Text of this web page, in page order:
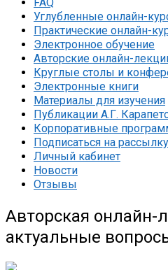
Углубленные онлайн-
Практические онлайн-
Электронное обучение
Авторские онлайн-
Круглые столы и
Электронные книги
Материалы для изучения
Публикации А.Г.
Корпоративные
Подписаться на рассылку
Личный кабинет
Новости
Отзывы
Авторская онлайн-
актуальные